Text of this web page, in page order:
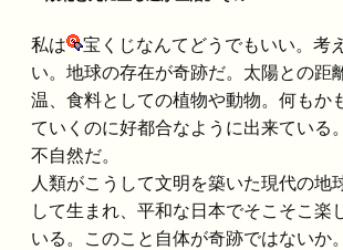
私は
宝くじなんてどうでもいい。考
い。地球の存在が奇跡だ。太陽との距
温、食料としての植物や動物。何もか
ていくのに好都合なように出来ている
不自然だ。
人類がこうして文明を築いた現代の地
して生まれ、平和な日本でそこそこ楽
いる。このこと自体が奇跡ではないか。